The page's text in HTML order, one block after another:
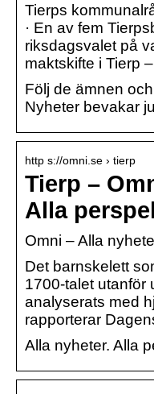
Tierps
· En av fem
riksdagsvalet på
maktskifte i Tierp
Följ de ämnen
Nyheter bevakar
http s://omni.se › tierp
Tierp –
Alla
Omni – Alla
Det barnskelett
1700-talet utanför
analyserats med
rapporterar
Alla nyheter. Alla